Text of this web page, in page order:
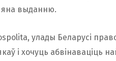
яна выданню.
улады Беларусі
і хочуць абвінаваціць